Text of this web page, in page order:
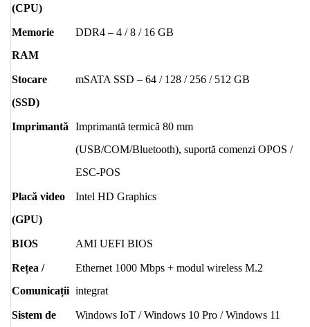
(CPU)
Memorie
RAM
DDR4 – 4 / 8 / 16 GB
Stocare
(SSD)
mSATA SSD – 64 / 128 / 256 / 512 GB
Imprimantă
Imprimantă termică 80 mm
(USB/COM/Bluetooth), suportă comenzi OPOS /
ESC-POS
Placă video
(GPU)
Intel HD Graphics
BIOS AMI UEFI BIOS
Rețea /
Comunicații
Ethernet 1000 Mbps + modul wireless M.2
integrat
Sistem de Windows IoT / Windows 10 Pro / Windows 11